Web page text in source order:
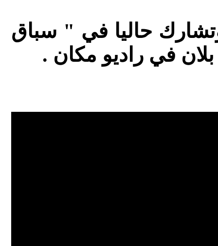
حاليا في " سباق
في راديو مكان .